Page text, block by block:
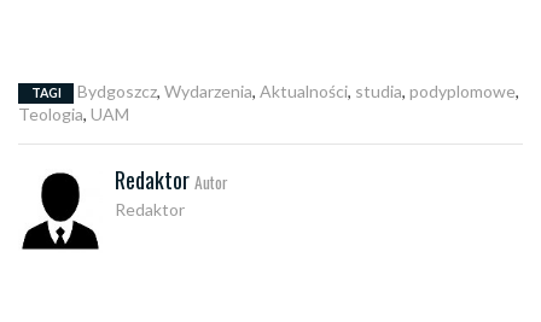
TAGI Bydgoszcz, Wydarzenia, Aktualności, studia, podyplomowe,
Teologia, UAM
Redaktor Autor
Redaktor